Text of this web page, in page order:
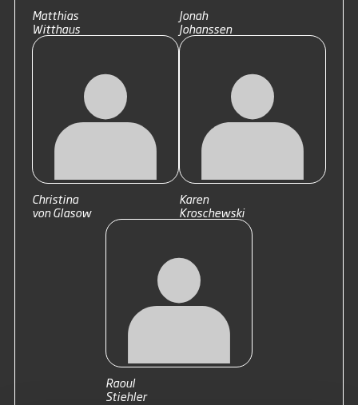
Matthias
Witthaus
Jonah
Johanssen
Christina
von Glasow
Karen
Kroschewski
Raoul
Stiehler